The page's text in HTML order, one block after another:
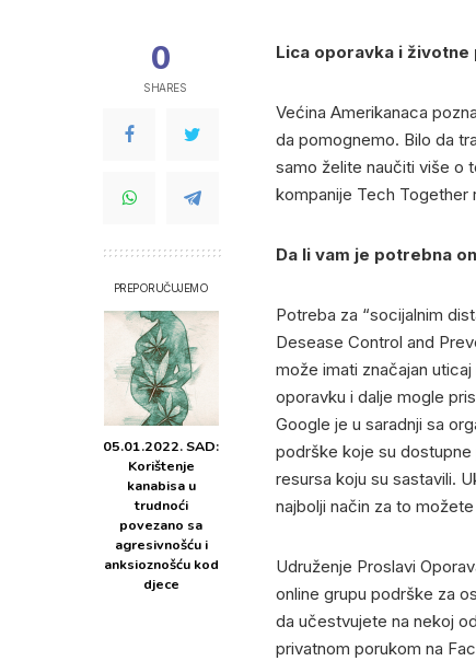
0
SHARES
PREPORUČUJEMO
05.01.2022. SAD:
Korištenje
kanabisa u
trudnoći
povezano sa
agresivnošću i
anksioznošću kod
djece
Lica oporavka i životne
Većina Amerikanaca
da pomognemo. Bilo da
samo želite naučiti više o
kompanije Tech Together
Da li vam je potrebna
Potreba za “socijalnim
Desease Control and
može imati značajan
oporavku i dalje mogle
Google je u saradnji sa
podrške koje su
resursa koju su sastavili.
najbolji način za to
Udruženje Proslavi
online grupu podrške za
da učestvujete na nekoj
privatnom porukom na